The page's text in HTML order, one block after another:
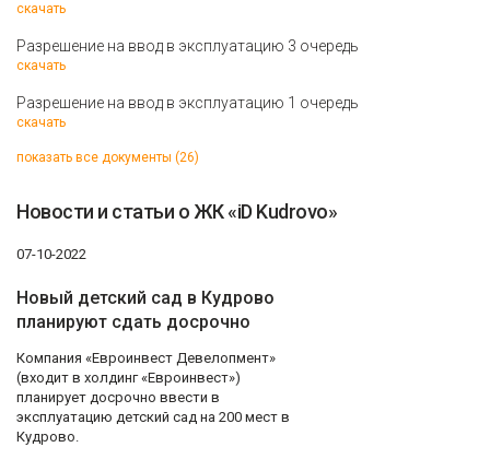
скачать
Разрешение на ввод в эксплуатацию 3 очередь
скачать
Разрешение на ввод в эксплуатацию 1 очередь
скачать
показать все документы (26)
Новости и статьи о ЖК «iD Kudrovo»
07-10-2022
Новый детский сад в Кудрово
планируют сдать досрочно
Компания «Евроинвест Девелопмент»
(входит в холдинг «Евроинвест»)
планирует досрочно ввести в
эксплуатацию детский сад на 200 мест в
Кудрово.